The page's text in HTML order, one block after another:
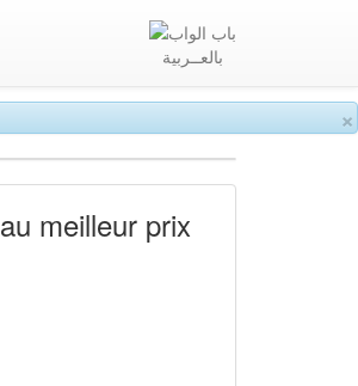
×
بالعــربية
meilleur prix